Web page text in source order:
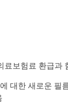
보험료 환급
대한 새로운